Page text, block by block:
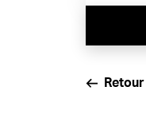
Retour